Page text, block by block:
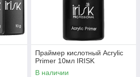
Праймер кислотный Acryliс
Primer 10мл IRISK
В наличии